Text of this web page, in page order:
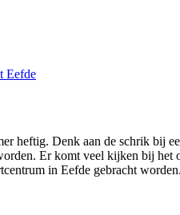
Eefde
heftig. Denk aan de schrik bij
Er komt veel kijken bij het
in Eefde gebracht